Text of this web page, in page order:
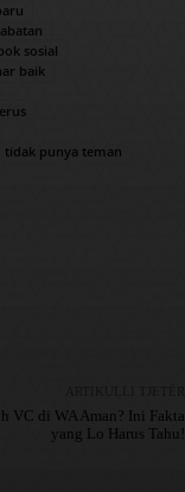
sosial
baik
tidak punya teman
VC di WA Aman? Ini Fakta
yang Lo Harus Tahu!